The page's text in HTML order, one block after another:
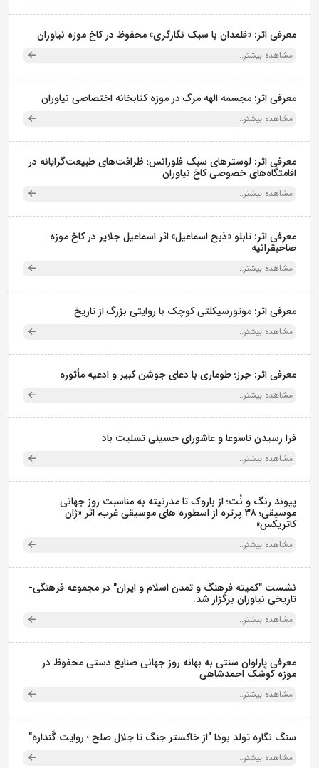
معرفی اثر: «قلمدان با سبک نگارگری» محفوظ در کاخ موزه نیاوران
مشاهده بیشتر..
معرفی اثر: مجسمه الهه مرگ در موزه کتابخانه اختصاصی نیاوران
مشاهده بیشتر..
معرفی اثر: لوسترهای سبک فلورانس؛ ظرافت‌های طبیعت‌گرایانه در
اقامتگاه‌های خصوصی کاخ نیاوران
مشاهده بیشتر..
معرفی اثر: تابلو «ذبح اسماعیل» اثر اسماعیل جلایر در کاخ موزه
صاحبقرانیه
مشاهده بیشتر..
معرفی اثر: موتورسیکلتی کوچک با روایتی بزرگ از تاریخ
مشاهده بیشتر..
معرفی اثر: حِرز؛ طوماری با دعای جوشن کبیر و ادعیه مأثوره
مشاهده بیشتر..
فرا رسیدن تاسوعا و عاشورای حسینی تسلیت باد
مشاهده بیشتر..
پیوند رنگ و نُت؛ از باروک تا مدرنیته به مناسبت روز جهانی
موسیقی؛ 38 پرتره از اسطوره های موسیقی غرب، اثر «ژان
کاتریکس»
مشاهده بیشتر..
نشست "کمیته فرهنگ و تمدن اسلام و ایران" در مجموعه فرهنگی‌-
تاریخی نیاوران برگزار شد.
مشاهده بیشتر..
معرفی پاراوان سنتی به بهانه روز جهانی صنایع دستی محفوظ در
موزه کوشک احمدشاهی
مشاهده بیشتر..
سنگ نگاره تولد بودا "از خاکستر جنگ تا جلال صلح ؛ روایت گَنداره"
مشاهده بیشتر..